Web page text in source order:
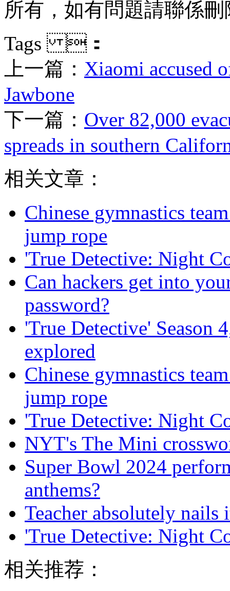
所有，如有問題請聯係刪除
Tags ：
上一篇： Xiaomi accused
Jawbone
下一篇： Over 82,000
spreads in southern
相关文章：
Chinese gymnastics
jump rope
'True Detective: Night
Can hackers get into
password?
'True Detective' Season
explored
Chinese gymnastics
jump rope
'True Detective: Night
NYT's The Mini
Super Bowl 2024
anthems?
Teacher absolutely
'True Detective: Night
相关推荐：